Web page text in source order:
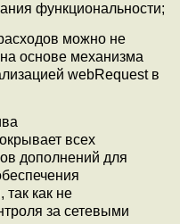
функциональности;
можно не
основе механизма
webRequest в
всех
дополнений для
так как не
за сетевыми